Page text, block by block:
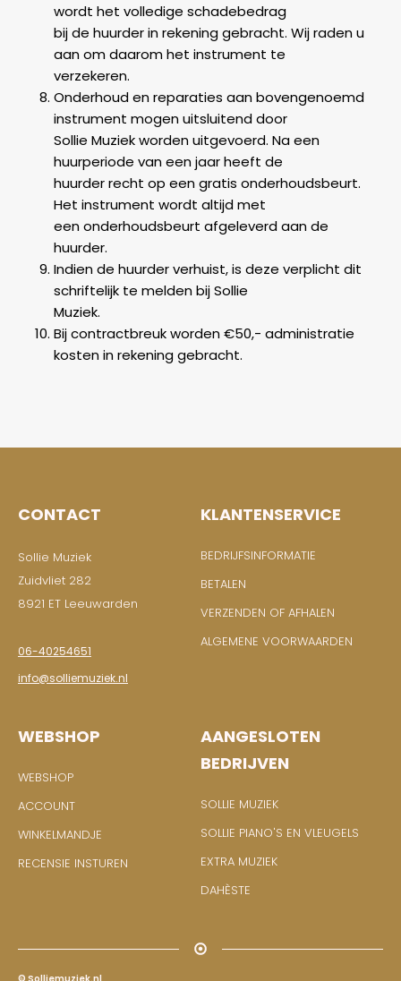
wordt het volledige schadebedrag
bij de huurder in rekening gebracht. Wij raden u
aan om daarom het instrument te
verzekeren.
Onderhoud en reparaties aan bovengenoemd
instrument mogen uitsluitend door
Sollie Muziek worden uitgevoerd. Na een
huurperiode van een jaar heeft de
huurder recht op een gratis onderhoudsbeurt.
Het instrument wordt altijd met
een onderhoudsbeurt afgeleverd aan de
huurder.
Indien de huurder verhuist, is deze verplicht dit
schriftelijk te melden bij Sollie
Muziek.
Bij contractbreuk worden €50,- administratie
kosten in rekening gebracht.
CONTACT
Sollie Muziek
Zuidvliet 282
8921 ET Leeuwarden
06-40254651
info@solliemuziek.nl
KLANTENSERVICE
BEDRIJFSINFORMATIE
BETALEN
VERZENDEN OF AFHALEN
ALGEMENE VOORWAARDEN
WEBSHOP
WEBSHOP
ACCOUNT
WINKELMANDJE
RECENSIE INSTUREN
AANGESLOTEN
BEDRIJVEN
SOLLIE MUZIEK
SOLLIE PIANO'S EN VLEUGELS
EXTRA MUZIEK
DAHÈSTE